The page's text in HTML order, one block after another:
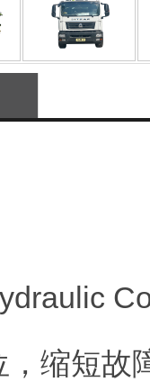
缩短故